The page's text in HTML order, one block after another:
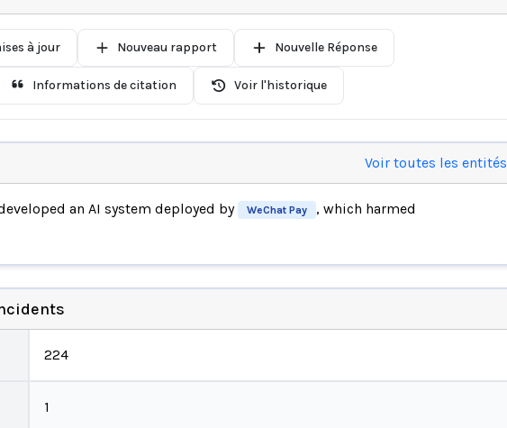
à jour Nouveau rapport Nouvelle Réponse
Informations de citation Voir l'historique
Voir toutes les entités
an AI system deployed by WeChat Pay , which harmed
224
1